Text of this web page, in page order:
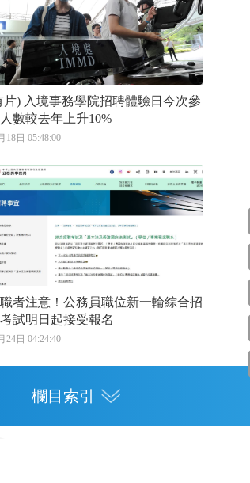
片) 入境事務學院招聘體驗日今次參
數較去年上升10%
18日 05:48:00
者注意！公務員職位新一輪綜合招
試明日起接受報名
24日 04:24:40
欄目索引